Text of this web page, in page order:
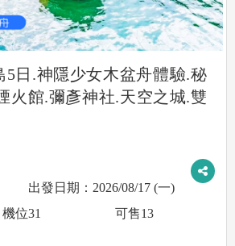
5日.神隱少女木盆舟體驗.秘
火館.彌彥神社.天空之城.雙
2026/08/17 (一)
機位31 可售13